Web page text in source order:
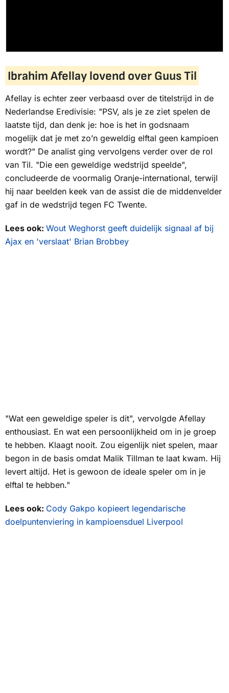
Ibrahim Afellay lovend over Guus Til
Afellay is echter zeer verbaasd over de titelstrijd in de
Nederlandse Eredivisie: "PSV, als je ze ziet spelen de
laatste tijd, dan denk je: hoe is het in godsnaam
mogelijk dat je met zo’n geweldig elftal geen kampioen
wordt?" De analist ging vervolgens verder over de rol
van Til. "Die een geweldige wedstrijd speelde",
concludeerde de voormalig Oranje-international, terwijl
hij naar beelden keek van de assist die de middenvelder
gaf in de wedstrijd tegen FC Twente.
Lees ook: Wout Weghorst geeft duidelijk signaal af bij
Ajax en 'verslaat' Brian Brobbey
"Wat een geweldige speler is dit", vervolgde Afellay
enthousiast. En wat een persoonlijkheid om in je groep
te hebben. Klaagt nooit. Zou eigenlijk niet spelen, maar
begon in de basis omdat Malik Tillman te laat kwam. Hij
levert altijd. Het is gewoon de ideale speler om in je
elftal te hebben."
Lees ook: Cody Gakpo kopieert legendarische
doelpuntenviering in kampioensduel Liverpool